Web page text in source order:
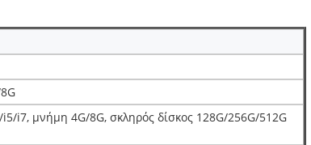
i7, μνήμη 4G/8G, σκληρός δίσκος 128G/256G/512G